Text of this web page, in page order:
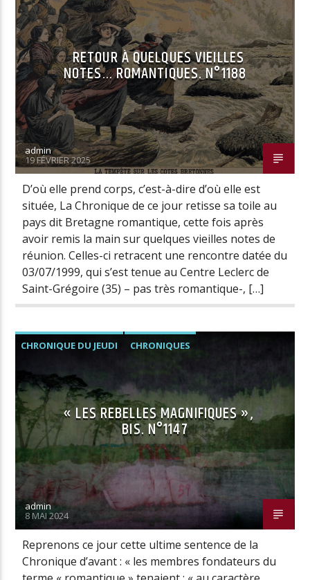
RETOUR À QUELQUES VIEILLES
NOTES… ROMANTIQUES. N°1188
admin
19 FÉVRIER 2025
D’où elle prend corps, c’est-à-dire d’où elle est
située, La Chronique de ce jour retisse sa toile au
pays dit Bretagne romantique, cette fois après
avoir remis la main sur quelques vieilles notes de
réunion. Celles-ci retracent une rencontre datée du
03/07/1999, qui s’est tenue au Centre Leclerc de
Saint-Grégoire (35) – pas très romantique-, […]
CHRONIQUE DU JEUDI CHRONIQUES
« LES REBELLES MAGNIFIQUES »,
BIS. N°1147
admin
8 MAI 2024
Reprenons ce jour cette ultime sentence de la
Chronique d’avant : « les membres fondateurs du